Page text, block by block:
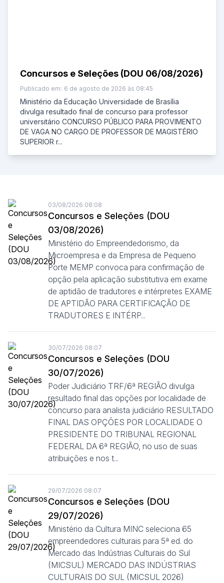
Concursos e Seleções (DOU 06/08/2026)
Publicado em: 6 de agosto de 2026 às 08:45
Ministério da Educação Universidade de Brasília
divulga resultado final de concurso para professor
universitário CONCURSO PÚBLICO PARA PROVIMENTO
DE VAGA NO CARGO DE PROFESSOR DE MAGISTÉRIO
SUPERIOR r...
03/08/2026 08:08
Concursos e Seleções (DOU
03/08/2026)
Ministério do Empreendedorismo, da
Microempresa e da Empresa de Pequeno
Porte MEMP convoca para confirmação de
opção pela aplicação substitutiva em exame
de aptidão de tradutores e intérpretes EXAME
DE APTIDÃO PARA CERTIFICAÇÃO DE
TRADUTORES E INTÉRP...
30/07/2026 08:07
Concursos e Seleções (DOU
30/07/2026)
Poder Judiciário TRF/6ª REGIÃO divulga
resultado final das opções por localidade de
concurso para analista judiciário RESULTADO
FINAL DAS OPÇÕES POR LOCALIDADE O
PRESIDENTE DO TRIBUNAL REGIONAL
FEDERAL DA 6ª REGIÃO, no uso de suas
atribuições e nos t...
29/07/2026 08:07
Concursos e Seleções (DOU
29/07/2026)
Ministério da Cultura MINC seleciona 65
empreendedores culturais para 5ª ed. do
Mercado das Indústrias Culturais do Sul
(MICSUL) MERCADO DAS INDÚSTRIAS
CULTURAIS DO SUL (MICSUL 2026)